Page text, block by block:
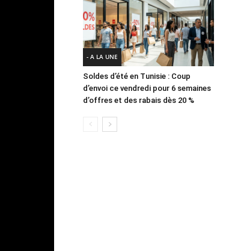
- A LA UNE
Soldes d’été en Tunisie : Coup
d’envoi ce vendredi pour 6 semaines
d’offres et des rabais dès 20 %